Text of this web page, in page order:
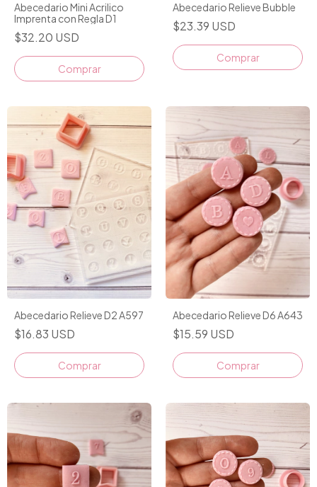
Abecedario Mini Acrilico
Imprenta con Regla D1
$32.20 USD
Abecedario Relieve Bubble
$23.39 USD
Abecedario Relieve D2 A597
$16.83 USD
Comprar
Abecedario Relieve D6 A643
$15.59 USD
Comprar